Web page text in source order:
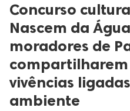
Concurso
Nascem da
moradores de
vivências
ambiente